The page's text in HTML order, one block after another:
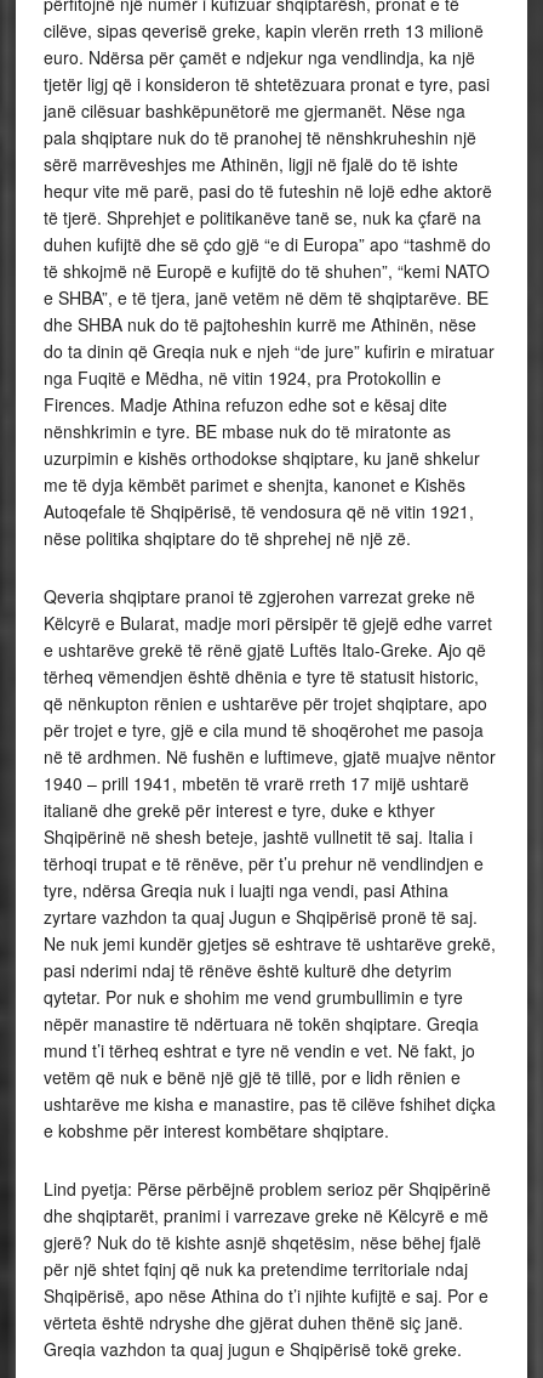
cilëve, sipas qeverisë greke, kapin vlerën rreth 13 milionë
euro. Ndërsa për çamët e ndjekur nga vendlindja, ka një
tjetër ligj që i konsideron të shtetëzuara pronat e tyre, pasi
janë cilësuar bashkëpunëtorë me gjermanët. Nëse nga
pala shqiptare nuk do të pranohej të nënshkruheshin një
sërë marrëveshjes me Athinën, ligji në fjalë do të ishte
hequr vite më parë, pasi do të futeshin në lojë edhe aktorë
të tjerë. Shprehjet e politikanëve tanë se, nuk ka çfarë na
duhen kufijtë dhe së çdo gjë “e di Europa” apo “tashmë do
të shkojmë në Europë e kufijtë do të shuhen”, “kemi NATO
e SHBA”, e të tjera, janë vetëm në dëm të shqiptarëve. BE
dhe SHBA nuk do të pajtoheshin kurrë me Athinën, nëse
do ta dinin që Greqia nuk e njeh “de jure” kufirin e miratuar
nga Fuqitë e Mëdha, në vitin 1924, pra Protokollin e
Firences. Madje Athina refuzon edhe sot e kësaj dite
nënshkrimin e tyre. BE mbase nuk do të miratonte as
uzurpimin e kishës orthodokse shqiptare, ku janë shkelur
me të dyja këmbët parimet e shenjta, kanonet e Kishës
Autoqefale të Shqipërisë, të vendosura që në vitin 1921,
nëse politika shqiptare do të shprehej në një zë.
Qeveria shqiptare pranoi të zgjerohen varrezat greke në
Këlcyrë e Bularat, madje mori përsipër të gjejë edhe varret
e ushtarëve grekë të rënë gjatë Luftës Italo-Greke. Ajo që
tërheq vëmendjen është dhënia e tyre të statusit historic,
që nënkupton rënien e ushtarëve për trojet shqiptare, apo
për trojet e tyre, gjë e cila mund të shoqërohet me pasoja
në të ardhmen. Në fushën e luftimeve, gjatë muajve nëntor
1940 – prill 1941, mbetën të vrarë rreth 17 mijë ushtarë
italianë dhe grekë për interest e tyre, duke e kthyer
Shqipërinë në shesh beteje, jashtë vullnetit të saj. Italia i
tërhoqi trupat e të rënëve, për t’u prehur në vendlindjen e
tyre, ndërsa Greqia nuk i luajti nga vendi, pasi Athina
zyrtare vazhdon ta quaj Jugun e Shqipërisë pronë të saj.
Ne nuk jemi kundër gjetjes së eshtrave të ushtarëve grekë,
pasi nderimi ndaj të rënëve është kulturë dhe detyrim
qytetar. Por nuk e shohim me vend grumbullimin e tyre
nëpër manastire të ndërtuara në tokën shqiptare. Greqia
mund t’i tërheq eshtrat e tyre në vendin e vet. Në fakt, jo
vetëm që nuk e bënë një gjë të tillë, por e lidh rënien e
ushtarëve me kisha e manastire, pas të cilëve fshihet diçka
e kobshme për interest kombëtare shqiptare.
Lind pyetja: Përse përbëjnë problem serioz për Shqipërinë
dhe shqiptarët, pranimi i varrezave greke në Këlcyrë e më
gjerë? Nuk do të kishte asnjë shqetësim, nëse bëhej fjalë
për një shtet fqinj që nuk ka pretendime territoriale ndaj
Shqipërisë, apo nëse Athina do t’i njihte kufijtë e saj. Por e
vërteta është ndryshe dhe gjërat duhen thënë siç janë.
Greqia vazhdon ta quaj jugun e Shqipërisë tokë greke.